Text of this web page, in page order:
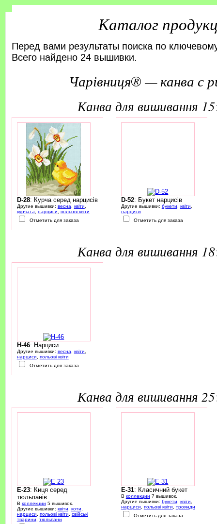
Каталог
Перед вами результаты поиска по
Всего найдено 24 вышивки.
Чарівниця® — канва с
канва для вишивання
D-28: Курча серед нарцисів
Другие вышивки: весна квіти
курчата
нарциси
польові квіти
Отметить для заказа
D-52: Букет нарцисів
Другие вышивки: букети квіти
нарциси
Отметить для заказа
канва для вишивання
H-46: Нарциси
Другие вышивки: весна квіти
нарциси
польові квіти
Отметить для заказа
канва для вишивання
E-23: Киця серед
тюльпанів
В коллекции 5 вышивок.
Другие вышивки: квіти, коти,
нарциси, польові квіти, свійські
тварини, тюльпани
E-31: Класичний букет
В коллекции 7 вышивок.
Другие вышивки: букети, квіти,
нарциси, польові квіти, троянди
Отметить для заказа